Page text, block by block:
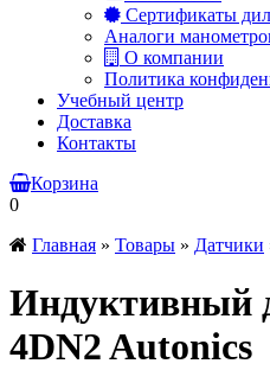
Сертификаты
Аналоги
О компании
Политика
Учебный центр
Доставка
Контакты
Корзина
0
Главная » Товары » Датчики
Индуктивный
4DN2 Autonics